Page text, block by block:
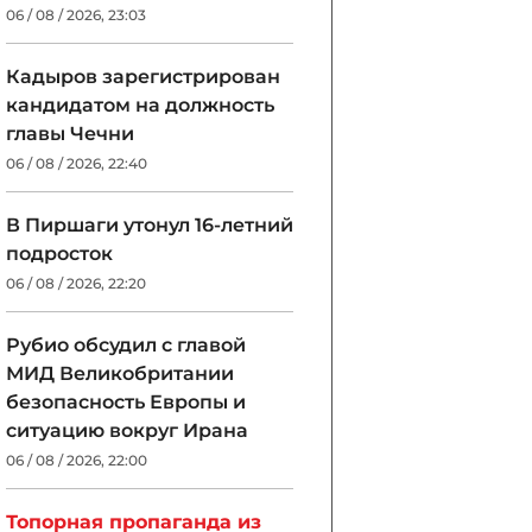
06 / 08 / 2026, 23:03
Кадыров зарегистрирован
кандидатом на должность
главы Чечни
06 / 08 / 2026, 22:40
В Пиршаги утонул 16-летний
подросток
06 / 08 / 2026, 22:20
Рубио обсудил с главой
МИД Великобритании
безопасность Европы и
ситуацию вокруг Ирана
06 / 08 / 2026, 22:00
Топорная пропаганда из